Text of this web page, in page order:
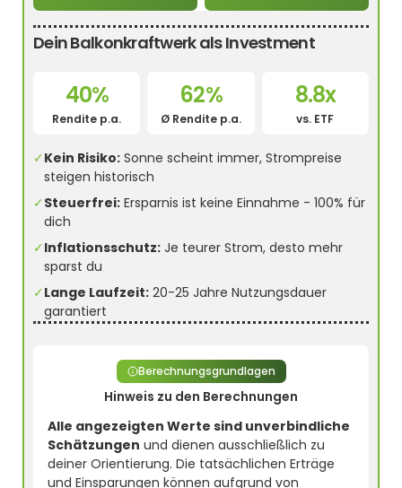
Dein Balkonkraftwerk als Investment
40%
Rendite p.a.
62%
Ø Rendite p.a.
8.8x
vs. ETF
✓Kein Risiko: Sonne scheint immer, Strompreise
steigen historisch
✓Steuerfrei: Ersparnis ist keine Einnahme - 100% für
dich
✓Inflationsschutz: Je teurer Strom, desto mehr
sparst du
✓Lange Laufzeit: 20-25 Jahre Nutzungsdauer
garantiert
Hinweis zu den Berechnungen
Berechnungsgrundlagen
Alle angezeigten Werte sind unverbindliche
Schätzungen und dienen ausschließlich zu
deiner Orientierung. Die tatsächlichen Erträge
und Einsparungen können aufgrund von